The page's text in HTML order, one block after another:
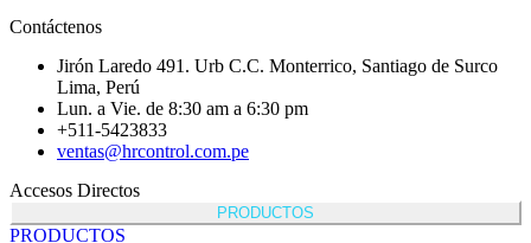
Contáctenos
Jirón Laredo 491. Urb C.C. Monterrico, Santiago de Surco
Lima, Perú
Lun. a Vie. de 8:30 am a 6:30 pm
+511-5423833
ventas@hrcontrol.com.pe
Accesos Directos
PRODUCTOS
PRODUCTOS